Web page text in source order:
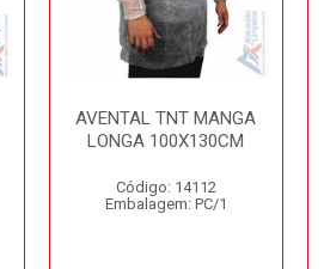
AVENTAL TNT MANGA
LONGA 100X130CM
Código: 14112
Embalagem: PC/1